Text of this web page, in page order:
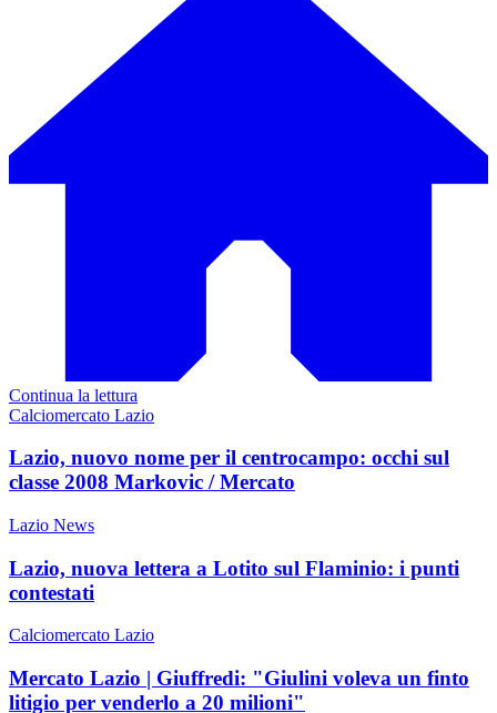
Continua la lettura
Calciomercato Lazio
Lazio, nuovo nome per il centrocampo: occhi sul
classe 2008 Markovic / Mercato
Lazio News
Lazio, nuova lettera a Lotito sul Flaminio: i punti
contestati
Calciomercato Lazio
Mercato Lazio | Giuffredi: "Giulini voleva un finto
litigio per venderlo a 20 milioni"